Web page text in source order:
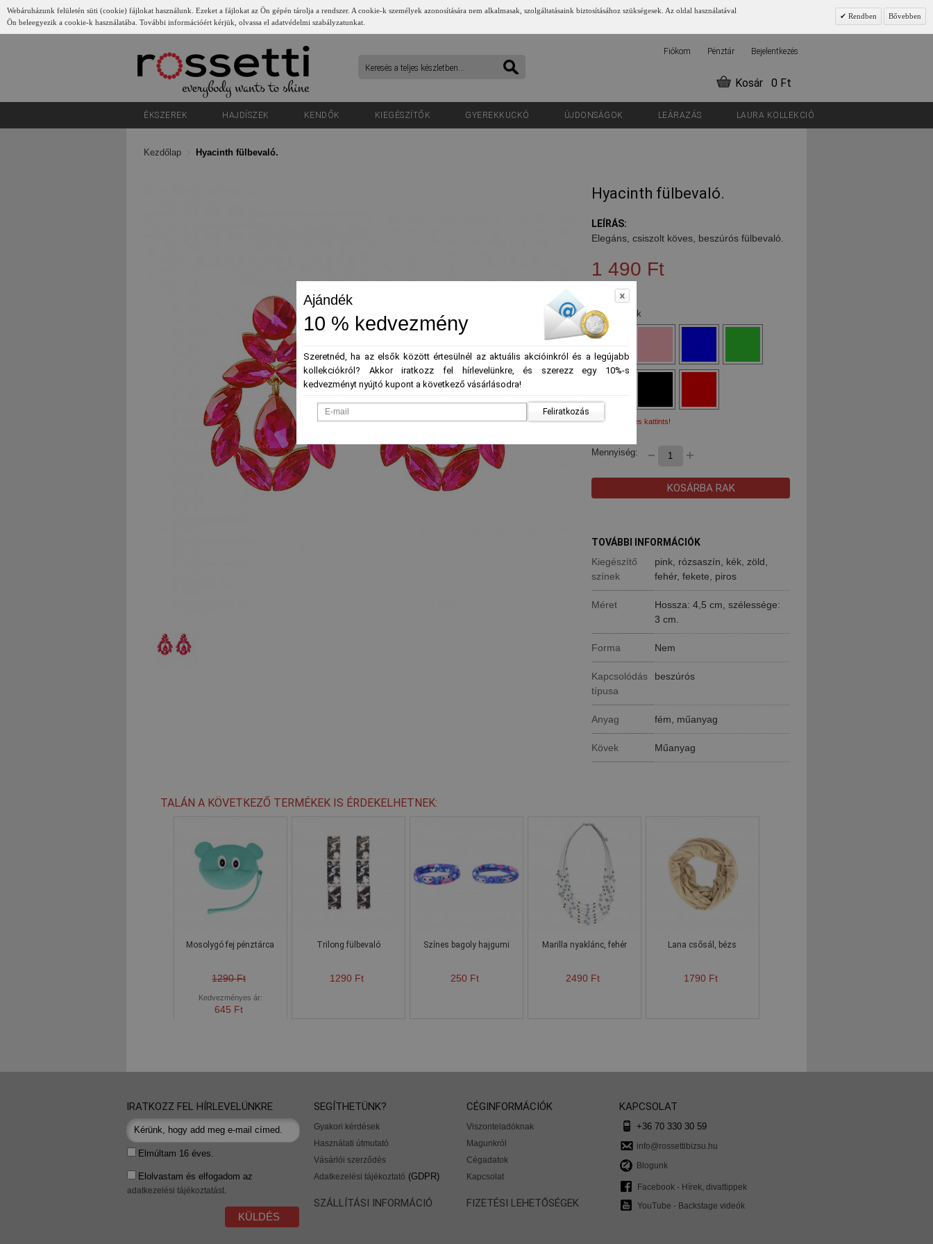
Webáruházunk felületén süti (cookie) fájlokat használunk. Ezeket a fájlokat az Ön gépén tárolja a rendszer. A cookie-k személyek azonosítására nem alkalmasak, szolgáltatásaink biztosításához szükségesek. Az oldal használatával
Ön beleegyezik a cookie-k használatába. További információért kérjük, olvassa el adatvédelmi szabályzatunkat.
Rendben Bővebben
Gyerünk
Kosár 0 Ft
Fiókom Pénztár Bejelentkezés
ÉKSZEREK HAJDÍSZEK KENDŐK KIEGÉSZÍTŐK GYEREKKUCKÓ ÚJDONSÁGOK LEÁRAZÁS LAURA KOLLEKCIÓ
Kezdőlap Hyacinth fülbevaló.
Hyacinth fülbevaló.
LEÍRÁS:
Elegáns, csiszolt köves, beszúrós fülbevaló.
1 490 Ft
* Szín - pink
* Válassz és kattints!
Mennyiség:
KOSÁRBA RAK
TOVÁBBI INFORMÁCIÓK
Kiegészítő
színek
pink, rózsaszín, kék, zöld,
fehér, fekete, piros
Méret
Hossza: 4,5 cm, szélessége:
3 cm.
Forma Nem
Kapcsolódás
típusa
beszúrós
Anyag fém, műanyag
Kövek Műanyag
TALÁN A KÖVETKEZŐ TERMÉKEK IS ÉRDEKELHETNEK:
Mosolygó fej pénztárca
1290 Ft
Kedvezményes ár:
645 Ft
Trilong fülbevaló
1290 Ft
Színes bagoly hajgumi
250 Ft
Marilla nyaklánc, fehér
2490 Ft
Lana csősál, bézs
1790 Ft
IRATKOZZ FEL HÍRLEVELÜNKRE
Elmúltam 16 éves.
Elolvastam és elfogadom az
adatkezelési tájékoztatást
KÜLDÉS
SEGÍTHETÜNK?
Gyakori kérdések
Használati útmutató
Vásárlói szerződés
Adatkezelési tájékoztató (GDPR)
SZÁLLÍTÁSI INFORMÁCIÓ
CÉGINFORMÁCIÓK
Viszonteladóknak
Magunkról
Cégadatok
Kapcsolat
FIZETÉSI LEHETŐSÉGEK
KAPCSOLAT
+36 70 330 30 59
info@rossettibizsu.hu
Blogunk
Facebook - Hírek, divattippek
YouTube - Backstage videók
Ajándék
10 % kedvezmény
Szeretnéd, ha az elsők között értesülnél az aktuális akcióinkról és a legújabb
kollekciókról? Akkor iratkozz fel hírlevelünkre, és szerezz egy 10%-s
kedvezményt nyújtó kupont a következő vásárlásodra!
Feliratkozás